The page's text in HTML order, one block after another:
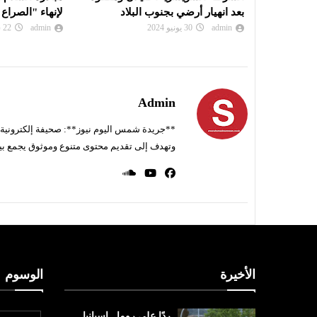
لإنهاء "الصراع العربي الإسرائيلي"
admin 22 سبتمبر 2023
شمس اليوم
Admin
**جريدة شمس اليوم نيوز**: صحيفة إلكترونية
وتهدف إلى تقديم محتوى متنوع وموثوق يجمع
الأخيرة الوسوم